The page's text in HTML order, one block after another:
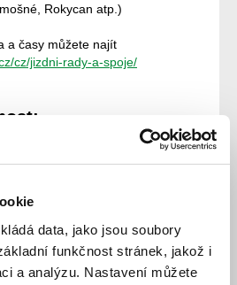
data, jako jsou soubory
funkčnost stránek, jakož i
a analýzu. Nastavení můžete
Rokycan atp.)
a časy můžete najít
cz/jizdni-rady-a-spoje/